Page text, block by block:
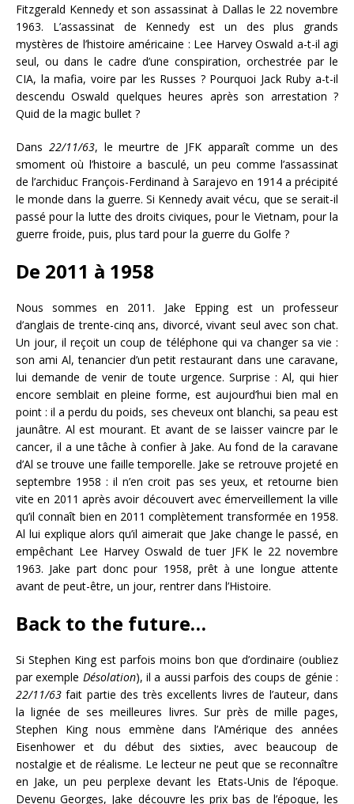
Fitzgerald Kennedy et son assassinat à Dallas le 22 novembre
1963. L’assassinat de Kennedy est un des plus grands
mystères de l’histoire américaine : Lee Harvey Oswald a-t-il agi
seul, ou dans le cadre d’une conspiration, orchestrée par le
CIA, la mafia, voire par les Russes ? Pourquoi Jack Ruby a-t-il
descendu Oswald quelques heures après son arrestation ?
Quid de la magic bullet ?
Dans 22/11/63, le meurtre de JFK apparaît comme un des
smoment où l’histoire a basculé, un peu comme l’assassinat
de l’archiduc François-Ferdinand à Sarajevo en 1914 a précipité
le monde dans la guerre. Si Kennedy avait vécu, que se serait-il
passé pour la lutte des droits civiques, pour le Vietnam, pour la
guerre froide, puis, plus tard pour la guerre du Golfe ?
De 2011 à 1958
Nous sommes en 2011. Jake Epping est un professeur
d’anglais de trente-cinq ans, divorcé, vivant seul avec son chat.
Un jour, il reçoit un coup de téléphone qui va changer sa vie :
son ami Al, tenancier d’un petit restaurant dans une caravane,
lui demande de venir de toute urgence. Surprise : Al, qui hier
encore semblait en pleine forme, est aujourd’hui bien mal en
point : il a perdu du poids, ses cheveux ont blanchi, sa peau est
jaunâtre. Al est mourant. Et avant de se laisser vaincre par le
cancer, il a une tâche à confier à Jake. Au fond de la caravane
d’Al se trouve une faille temporelle. Jake se retrouve projeté en
septembre 1958 : il n’en croit pas ses yeux, et retourne bien
vite en 2011 après avoir découvert avec émerveillement la ville
qu’il connaît bien en 2011 complètement transformée en 1958.
Al lui explique alors qu’il aimerait que Jake change le passé, en
empêchant Lee Harvey Oswald de tuer JFK le 22 novembre
1963. Jake part donc pour 1958, prêt à une longue attente
avant de peut-être, un jour, rentrer dans l’Histoire.
Back to the future…
Si Stephen King est parfois moins bon que d’ordinaire (oubliez
par exemple Désolation), il a aussi parfois des coups de génie :
22/11/63fait partie des très excellents livres de l’auteur, dans
la lignée de ses meilleures livres. Sur près de mille pages,
Stephen King nous emmène dans l’Amérique des années
Eisenhower et du début des sixties, avec beaucoup de
nostalgie et de réalisme. Le lecteur ne peut que se reconnaître
en Jake, un peu perplexe devant les Etats-Unis de l’époque.
Devenu Georges, Jake découvre les prix bas de l’époque, les